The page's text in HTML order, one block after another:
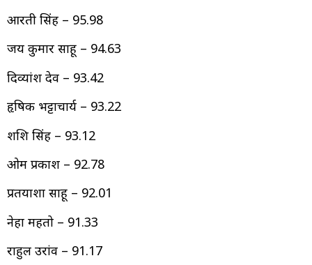
आरती सिंह – 95.98
जय कुमार साहू – 94.63
दिव्यांश देव – 93.42
हृषिक भट्टाचार्य – 93.22
शशि सिंह – 93.12
ओम प्रकाश – 92.78
प्रतयाशा साहू – 92.01
नेहा महतो – 91.33
राहुल उरांव – 91.17